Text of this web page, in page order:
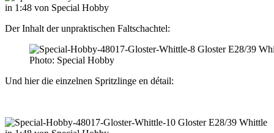
Der Inhalt der unpraktischen Faltschachtel:
Photo: Special Hobby
Und hier die einzelnen Spritzlinge en détail: